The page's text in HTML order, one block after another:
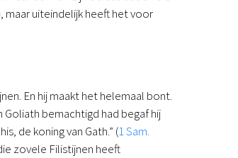
maar uiteindelijk heeft het voor
En hij maakt het helemaal bont.
bemachtigd had begaf hij
de koning van Gath.” (1 Sam.
zovele Filistijnen heeft